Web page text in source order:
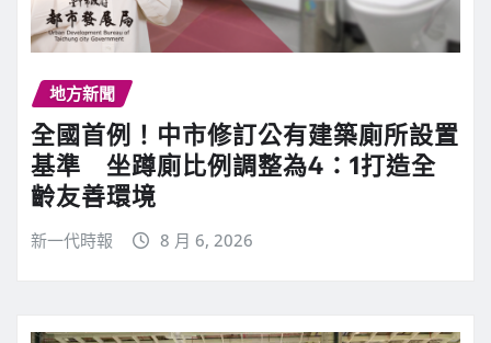
地方新聞
全國首例！中市修訂公有建築廁所設置
基準 坐蹲廁比例調整為4：1打造全
齡友善環境
新一代時報 8 月 6, 2026